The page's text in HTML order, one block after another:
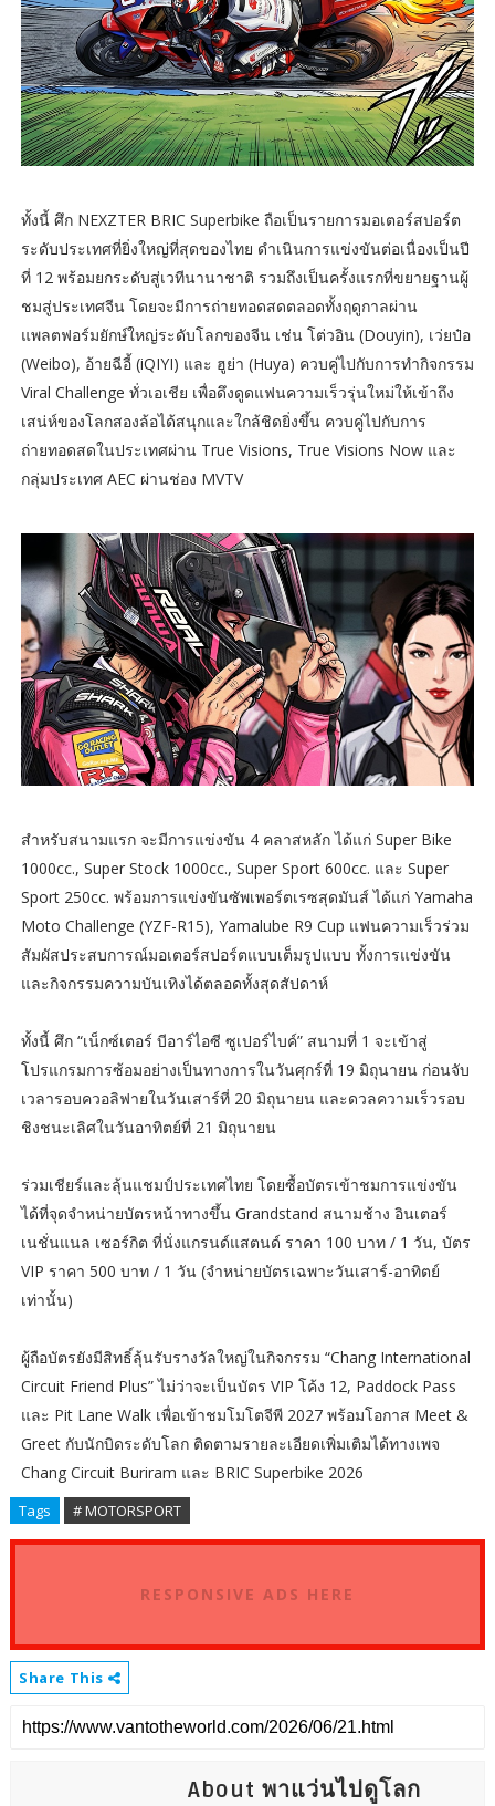
ทั้งนี้ ศึก NEXZTER BRIC Superbike ถือเป็นรายการมอเตอร์สปอร์ต
ระดับประเทศที่ยิ่งใหญ่ที่สุดของไทย ดำเนินการแข่งขันต่อเนื่องเป็นปี
ที่ 12 พร้อมยกระดับสู่เวทีนานาชาติ รวมถึงเป็นครั้งแรกที่ขยายฐานผู้
ชมสู่ประเทศจีน โดยจะมีการถ่ายทอดสดตลอดทั้งฤดูกาลผ่าน
แพลตฟอร์มยักษ์ใหญ่ระดับโลกของจีน เช่น โต่วอิน (Douyin), เว่ยป๋อ
(Weibo), อ้ายฉีอี้ (iQIYI) และ ฮูย่า (Huya) ควบคู่ไปกับการทำกิจกรรม
Viral Challenge ทั่วเอเชีย เพื่อดึงดูดแฟนความเร็วรุ่นใหม่ให้เข้าถึง
เสน่ห์ของโลกสองล้อได้สนุกและใกล้ชิดยิ่งขึ้น ควบคู่ไปกับการ
ถ่ายทอดสดในประเทศผ่าน True Visions, True Visions Now และ
กลุ่มประเทศ AEC ผ่านช่อง MVTV
สำหรับสนามแรก จะมีการแข่งขัน 4 คลาสหลัก ได้แก่ Super Bike
1000cc., Super Stock 1000cc., Super Sport 600cc. และ Super
Sport 250cc. พร้อมการแข่งขันซัพเพอร์ตเรซสุดมันส์ ได้แก่ Yamaha
Moto Challenge (YZF-R15), Yamalube R9 Cup แฟนความเร็วร่วม
สัมผัสประสบการณ์มอเตอร์สปอร์ตแบบเต็มรูปแบบ ทั้งการแข่งขัน
และกิจกรรมความบันเทิงได้ตลอดทั้งสุดสัปดาห์
ทั้งนี้ ศึก “เน็กซ์เตอร์ บีอาร์ไอซี ซูเปอร์ไบค์” สนามที่ 1 จะเข้าสู่
โปรแกรมการซ้อมอย่างเป็นทางการในวันศุกร์ที่ 19 มิถุนายน ก่อนจับ
เวลารอบควอลิฟายในวันเสาร์ที่ 20 มิถุนายน และดวลความเร็วรอบ
ชิงชนะเลิศในวันอาทิตย์ที่ 21 มิถุนายน
ร่วมเชียร์และลุ้นแชมป์ประเทศไทย โดยซื้อบัตรเข้าชมการแข่งขัน
ได้ที่จุดจำหน่ายบัตรหน้าทางขึ้น Grandstand สนามช้าง อินเตอร์
เนชั่นแนล เซอร์กิต ที่นั่งแกรนด์แสตนด์ ราคา 100 บาท / 1 วัน, บัตร
VIP ราคา 500 บาท / 1 วัน (จำหน่ายบัตรเฉพาะวันเสาร์-อาทิตย์
เท่านั้น)
ผู้ถือบัตรยังมีสิทธิ์ลุ้นรับรางวัลใหญ่ในกิจกรรม “Chang International
Circuit Friend Plus” ไม่ว่าจะเป็นบัตร VIP โค้ง 12, Paddock Pass
และ Pit Lane Walk เพื่อเข้าชมโมโตจีพี 2027 พร้อมโอกาส Meet &
Greet กับนักบิดระดับโลก ติดตามรายละเอียดเพิ่มเติมได้ทางเพจ
Chang Circuit Buriram และ BRIC Superbike 2026
Tags # MOTORSPORT
RESPONSIVE ADS HERE
Share This
About พาแว่นไปดูโลก